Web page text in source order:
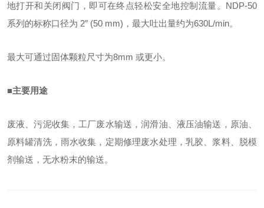
地打开和关闭阀门，即可在终点轻松安全地控制流量。 NDP-50
系列的标称口径为 2″ (50 mm)，最大吐出量约为630L/min。
最大可通过固体颗粒尺寸为8mm 或更小。
■主要用途
废液、污泥收集，工厂废水输送，润滑油、液压油输送，原油、
原料罐清洗，雨水收集，定期修理废水处理，乳胶、浆料、脱模
剂输送，无水粉末的输送。